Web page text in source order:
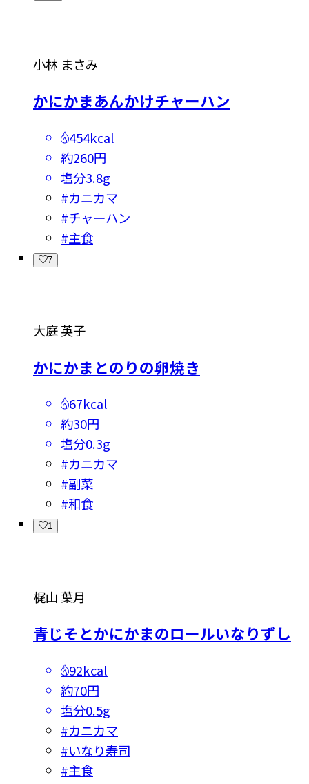
小林 まさみ
かにかまあんかけチャーハン
454kcal
約260円
塩分3.8g
#カニカマ
#チャーハン
#主食
7
大庭 英子
かにかまとのりの卵焼き
67kcal
約30円
塩分0.3g
#カニカマ
#副菜
#和食
1
梶山 葉月
青じそとかにかまのロールいなりずし
92kcal
約70円
塩分0.5g
#カニカマ
#いなり寿司
#主食